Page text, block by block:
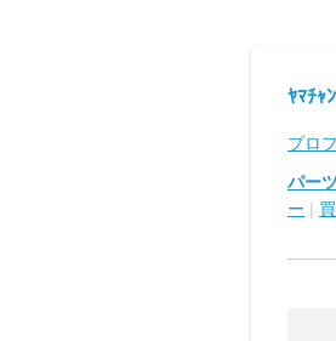
ﾔﾏﾁｬ
プロ
パー
ー |